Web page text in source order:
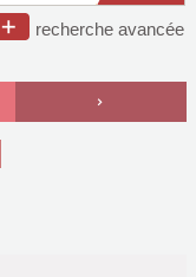
recherche avancée